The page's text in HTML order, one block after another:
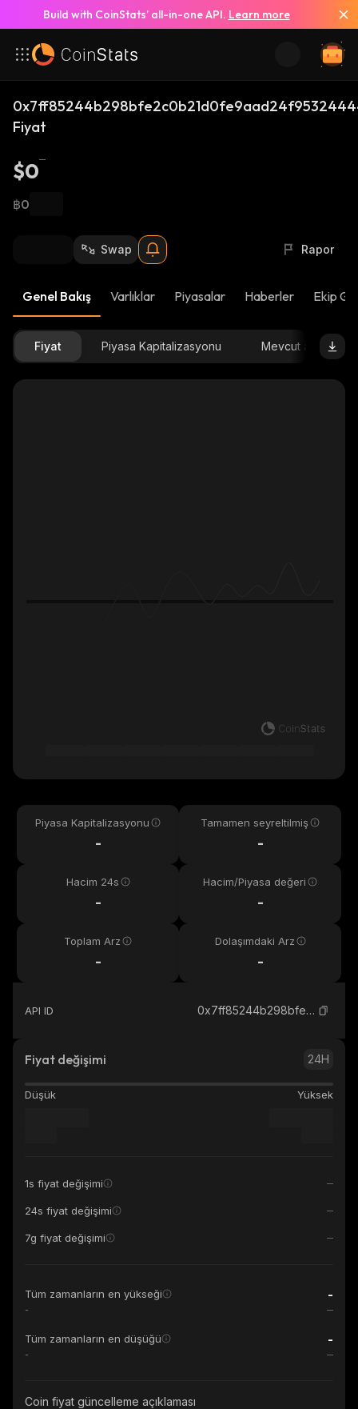
Build with CoinStats’ all-in-one API. Learn more
Fiyat
$0
฿0
Swap Rapor
Genel Bakış Varlıklar Piyasalar Haberler Ekip
Fiyat Piyasa Kapitalizasyonu Mevcut arz
Piyasa Kapitalizasyonu
-
Tamamen seyreltilmiş
-
Hacim 24s
-
Hacim/Piyasa değeri
-
Toplam Arz
-
Dolaşımdaki Arz
-
API ID 0x7ff85244b298bfe2c0b21d0fe9aad24f95324444_binance_smart
Fiyat değişimi 24H
Düşük Yüksek
1s fiyat değişimi
24s fiyat değişimi
7g fiyat değişimi
Tüm zamanların en yükseği -
-
Tüm zamanların en düşüğü -
-
Coin fiyat güncelleme açıklaması